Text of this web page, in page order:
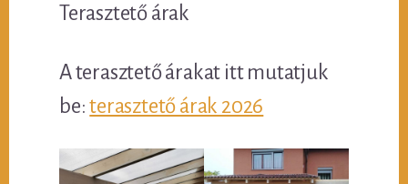
Terasztető árak
A terasztető árakat itt mutatjuk
be:terasztető árak 2026